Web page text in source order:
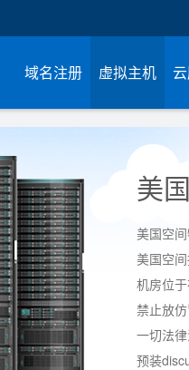
域名注册 虚拟主机
美
美国空
美国空
机房位
禁止放
一切法
预装